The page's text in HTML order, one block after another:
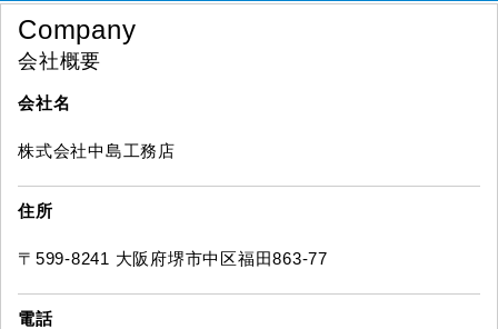
Company
会社概要
会社名
株式会社中島工務店
住所
〒599-8241 大阪府堺市中区福田863-77
電話